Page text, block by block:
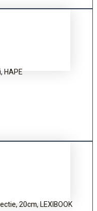
HAPE
20cm, LEXIBOOK